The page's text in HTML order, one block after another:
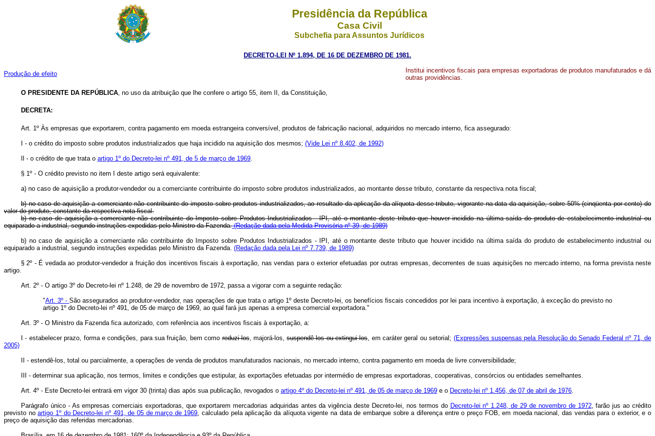
Presidência da República
Casa Civil
Subchefia para Assuntos Jurídicos
DECRETO-LEI Nº 1.894, DE 16 DE DEZEMBRO DE 1981.
Produção de efeito
Institui incentivos fiscais para empresas exportadoras de produtos manufaturados e dá
outras providências.
O PRESIDENTE DA REPÚBLICA, no uso da atribuição que lhe confere o artigo 55, item II, da Constituição,
DECRETA:
Art. 1º Às empresas que exportarem, contra pagamento em moeda estrangeira conversível, produtos de fabricação nacional, adquiridos no mercado interno, fica assegurado:
I - o crédito do imposto sobre produtos industrializados que haja incidido na aquisição dos mesmos; (Vide Lei nº 8.402, de 1992)
Il - o crédito de que trata o artigo 1º do Decreto-lei nº 491, de 5 de março de 1969
§ 1º - O crédito previsto no item I deste artigo será equivalente:
a) no caso de aquisição a produtor-vendedor ou a comerciante contribuinte do imposto sobre produtos industrializados, ao montante desse tributo, constante da respectiva nota fiscal;
b) no caso de aquisição a comerciante não contribuinte do imposto sobre produtos industrializados, ao resultado da aplicação da alíquota desse tributo, vigorante na data da aquisição, sobre 50% (cinqüenta por cento) do
valor do produto, constante da respectiva nota fiscal.
b) no caso de aquisição a comerciante não contribuinte do Imposto sobre Produtos Industrializados - IPI, até o montante deste tributo que houver incidido na última saída do produto de estabelecimento industrial ou
equiparado a industrial, segundo instruções expedidas pelo Ministro da Fazenda.(Redação dada pela Medida Provisória nº 39, de 1989)
b) no caso de aquisição a comerciante não contribuinte do Imposto sobre Produtos Industrializados - IPI, até o montante deste tributo que houver incidido na última saída do produto de estabelecimento industrial ou
equiparado a industrial, segundo instruções expedidas pelo Ministro da Fazenda. (Redação dada pela Lei nº 7.739, de 1989)
§ 2º - É vedada ao produtor-vendedor a fruição dos incentivos fiscais à exportação, nas vendas para o exterior efetuadas por outras empresas, decorrentes de suas aquisições no mercado interno, na forma prevista neste
artigo.
Art. 2º - O artigo 3º do Decreto-lei nº 1.248, de 29 de novembro de 1972, passa a vigorar com a seguinte redação:
"Art. 3º -São assegurados ao produtor-vendedor, nas operações de que trata o artigo 1º deste Decreto-lei, os benefícios fiscais concedidos por lei para incentivo à exportação, à exceção do previsto no
artigo 1º do Decreto-lei nº 491, de 05 de março de 1969, ao qual fará jus apenas a empresa comercial exportadora."
Art. 3º - O Ministro da Fazenda fica autorizado, com referência aos incentivos fiscais à exportação, a:
I - estabelecer prazo, forma e condições, para sua fruição, bem comoreduzi-los, majorá-los,suspendê-los ou extingui-los, em caráter geral ou setorial; (Expressões suspensas pela Resolução do Senado Federal nº 71, de
2005)
II - estendê-los, total ou parcialmente, a operações de venda de produtos manufaturados nacionais, no mercado interno, contra pagamento em moeda de livre conversibilidade;
III - determinar sua aplicação, nos termos, limites e condições que estipular, às exportações efetuadas por intermédio de empresas exportadoras, cooperativas, consórcios ou entidades semelhantes.
Art. 4º - Este Decreto-lei entrará em vigor 30 (trinta) dias após sua publicação, revogados o artigo 4º do Decreto-lei nº 491, de 05 de março de 1969 e o Decreto-lei nº 1.456, de 07 de abril de 1976
Parágrafo único - As empresas comerciais exportadoras, que exportarem mercadorias adquiridas antes da vigência deste Decreto-lei, nos termos do Decreto-lei nº 1.248, de 29 de novembro de 1972, farão jus ao crédito
previsto noartigo 1º do Decreto-lei nº 491, de 05 de março de 1969 , calculado pela aplicação da alíquota vigente na data de embarque sobre a diferença entre o preço FOB, em moeda nacional, das vendas para o exterior, e o
preço de aquisição das referidas mercadorias.